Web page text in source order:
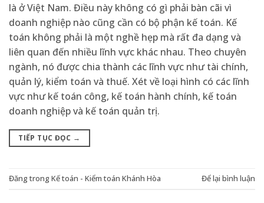
là ở Việt Nam. Điều này không có gì phải bàn cãi vì
doanh nghiệp nào cũng cần có bộ phận kế toán. Kế
toán không phải là một nghề hẹp mà rất đa dạng và
liên quan đến nhiều lĩnh vực khác nhau. Theo chuyên
ngành, nó được chia thành các lĩnh vực như tài chính,
quản lý, kiểm toán và thuế. Xét về loại hình có các lĩnh
vực như kế toán công, kế toán hành chính, kế toán
doanh nghiệp và kế toán quản trị.
TIẾP TỤC ĐỌC →
Đăng trongKế toán - Kiểm toán Khánh Hòa Để lại bình luận